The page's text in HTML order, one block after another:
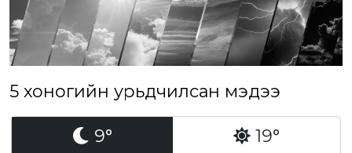
5 хоногийн урьдчилсан мэдээ
9° 19°